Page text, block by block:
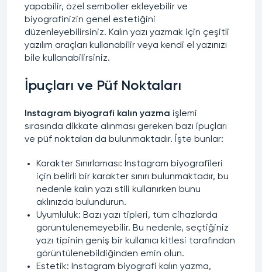
yapabilir, özel semboller ekleyebilir ve
biyografinizin genel estetiğini
düzenleyebilirsiniz. Kalın yazı yazmak için çeşitli
yazılım araçları kullanabilir veya kendi el yazınızı
bile kullanabilirsiniz.
İpuçları ve Püf Noktaları
Instagram biyografi kalın yazma işlemi
sırasında dikkate alınması gereken bazı ipuçları
ve püf noktaları da bulunmaktadır. İşte bunlar:
Karakter Sınırlaması: Instagram biyografileri
için belirli bir karakter sınırı bulunmaktadır, bu
nedenle kalın yazı stili kullanırken bunu
aklınızda bulundurun.
Uyumluluk: Bazı yazı tipleri, tüm cihazlarda
görüntülenemeyebilir. Bu nedenle, seçtiğiniz
yazı tipinin geniş bir kullanıcı kitlesi tarafından
görüntülenebildiğinden emin olun.
Estetik: Instagram biyografi kalın yazma,